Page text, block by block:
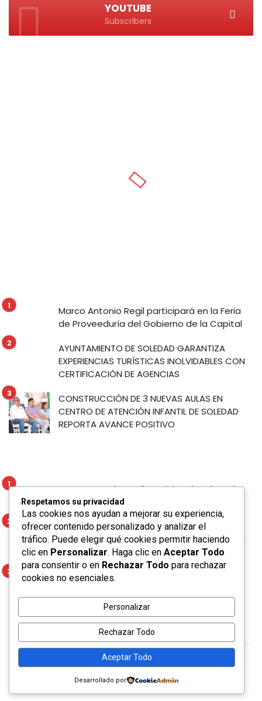
YOUTUBE
Subscribers
Marco Antonio Regil participará en la Feria
de Proveeduría del Gobierno de la Capital
AYUNTAMIENTO DE SOLEDAD GARANTIZA
EXPERIENCIAS TURÍSTICAS INOLVIDABLES CON
CERTIFICACIÓN DE AGENCIAS
CONSTRUCCIÓN DE 3 NUEVAS AULAS EN
CENTRO DE ATENCIÓN INFANTIL DE SOLEDAD
REPORTA AVANCE POSITIVO
Marco Antonio Regil participará en la Feria
de Proveeduría del Gobierno de la Capital
AYUNTAMIENTO DE SOLEDAD GARANTIZA
EXPERIENCIAS TURÍSTICAS INOLVIDABLES CON
CERTIFICACIÓN DE AGENCIAS
CONSTRUCCIÓN DE 3 NUEVAS AULAS EN
REPORTA AVANCE POSITIVO
Ceris © 2020. Made with ☕ bybkninja
Respetamos su privacidad
Las cookies nos ayudan a mejorar su experiencia,
ofrecer contenido personalizado y analizar el
tráfico. Puede elegir qué cookies permitir haciendo
clic en Personalizar. Haga clic en Aceptar Todo
para consentir o en Rechazar Todo para rechazar
cookies no esenciales.
Personalizar
Rechazar Todo
Aceptar Todo
Desarrollado por